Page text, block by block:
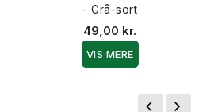
- Grå-sort
49,00 kr.
VIS MERE